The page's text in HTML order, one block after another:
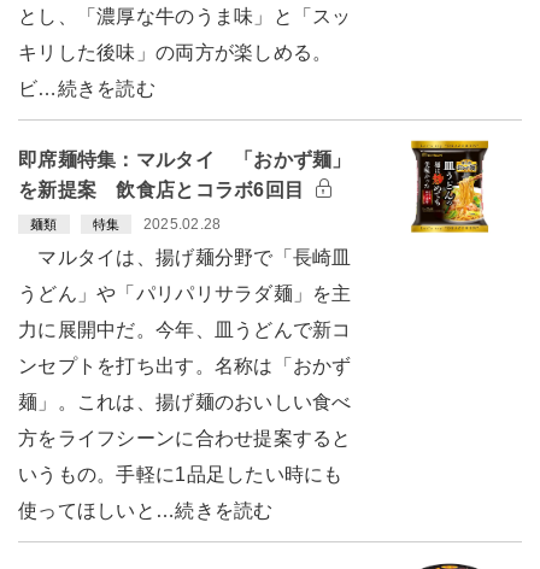
とし、「濃厚な牛のうま味」と「スッ
キリした後味」の両方が楽しめる。
ビ…続きを読む
即席麺特集：マルタイ 「おかず麺」
を新提案 飲食店とコラボ6回目
麺類 特集 2025.02.28
マルタイは、揚げ麺分野で「長崎皿
うどん」や「パリパリサラダ麺」を主
力に展開中だ。今年、皿うどんで新コ
ンセプトを打ち出す。名称は「おかず
麺」。これは、揚げ麺のおいしい食べ
方をライフシーンに合わせ提案すると
いうもの。手軽に1品足したい時にも
使ってほしいと…続きを読む